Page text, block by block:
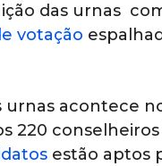
das urnas
votação
acontece
220
estão aptos